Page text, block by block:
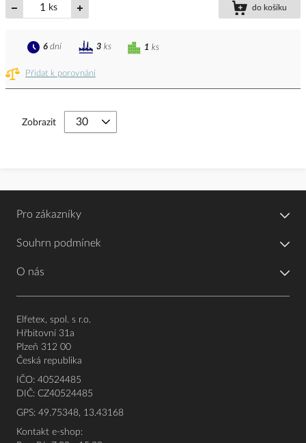
ks do košíku
Přidat k porovnání
1 ks
6 dní 3 ks
Zobrazit
Pro zákazníky
Souhrn podmínek
O nás
Elfetex, spol. s r.o.
Hřbitovní 31a
Plzeň 312 00
Česká republika
IČO: 40524485
DIČ: CZ40524485
GPS: 49.75348, 13.43168
Kontakt e-shop: